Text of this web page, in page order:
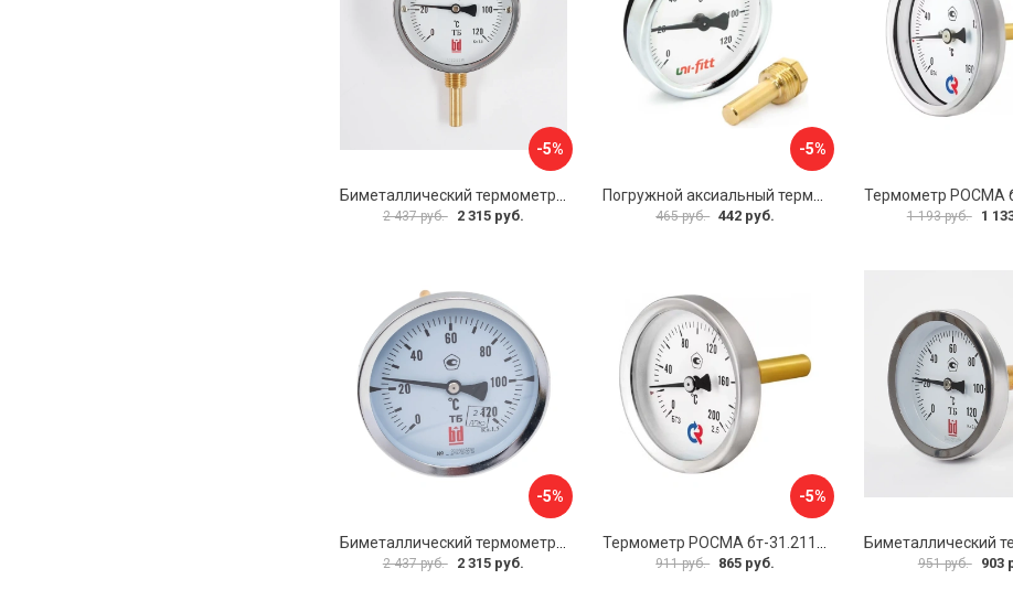
-5%
Биметаллический термометр BD ТБ 100Р/100 1161001001
2 437 руб. 2 315 руб.
-5%
Погружной аксиальный термометр Uni-Fitt 321D4232
465 руб. 442 руб. 1 193 руб. 1
-5%
2 437 руб. 2 315 руб.
-5%
911 руб. 865 руб. 951 руб. 903